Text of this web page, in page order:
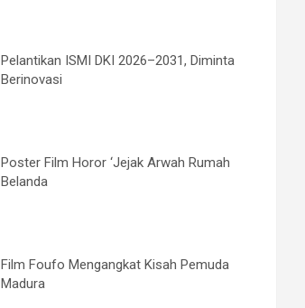
Pelantikan ISMI DKI 2026–2031, Diminta
Berinovasi
Poster Film Horor ‘Jejak Arwah Rumah
Belanda
Film Foufo Mengangkat Kisah Pemuda
Madura